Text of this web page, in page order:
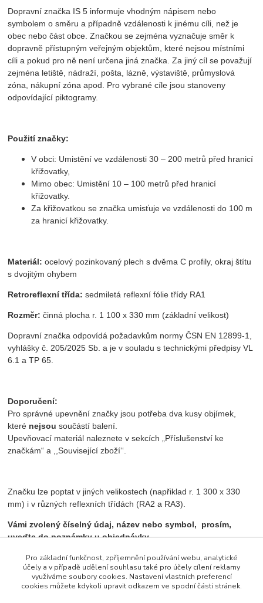
Dopravní značka IS 5 informuje vhodným nápisem nebo
symbolem o směru a případně vzdálenosti k jinému cíli, než je
obec nebo část obce. Značkou se zejména vyznačuje směr k
dopravně přístupným veřejným objektům, které nejsou místními
cíli a pokud pro ně není určena jiná značka. Za jiný cíl se považují
zejména letiště, nádraží, pošta, lázně, výstaviště, průmyslová
zóna, nákupní zóna apod. Pro vybrané cíle jsou stanoveny
odpovídající piktogramy.
Použití značky:
V obci: Umistění ve vzdálenosti 30 – 200 metrů před hranicí
křižovatky,
Mimo obec: Umistění 10 – 100 metrů před hranicí
křižovatky.
Za křižovatkou se značka umisťuje ve vzdálenosti do 100 m
za hranicí křižovatky.
Materiál: ocelový pozinkovaný plech s dvěma C profily, okraj štítu
s dvojitým ohybem
Retroreflexní třída: sedmiletá reflexní fólie třídy RA1
Rozměr: činná plocha r. 1 100 x 330 mm (základní velikost)
Dopravní značka odpovídá požadavkům normy ČSN EN 12899-1,
vyhlášky č. 205/2025 Sb. a je v souladu s technickými předpisy VL
6.1 a TP 65.
Doporučení:
Pro správné upevnění značky jsou potřeba dva kusy objímek,
které nejsou součástí balení.
Upevňovací materiál naleznete v sekcích „Příslušenství ke
značkám“ a ,,Související zboží‘‘.
Značku lze poptat v jiných velikostech (napřiklad r. 1 300 x 330
mm) i v různých reflexních třídách (RA2 a RA3).
Vámi zvolený číselný údaj, název nebo symbol, prosím,
uveďte do poznámky u objednávky.
Zboží zařazeno v kategoriích
Pro základní funkčnost, zpříjemnění používání webu, analytické
účely a v případě udělení souhlasu také pro účely cílení reklamy
využíváme soubory cookies. Nastavení vlastních preferencí
cookies můžete kdykoli upravit odkazem ve spodní části stránek.